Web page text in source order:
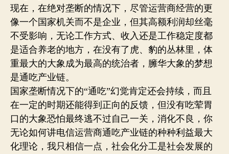
现在，在绝对垄断的情况下，尽管运营商经营的更
像一个国家机关而不是企业，但其高额利润却丝毫
不受影响，无论工作方式、收入还是工作稳定度都
是适合养老的地方，在没有了虎、豹的丛林里，体
重最大的大象成为最高的统治者，臃华大象的梦想
是通吃产业链。
国家垄断情况下的“通吃”幻觉肯定还会持续，而且
在一定的时期还能得到正向的反馈，但没有吃荤胃
口的大象恐怕最终逃不过自己一关，消化不良，你
无论如何讲电信运营商通吃产业链的种种利益最大
化理论，我只相信一点，社会化分工是社会发展的